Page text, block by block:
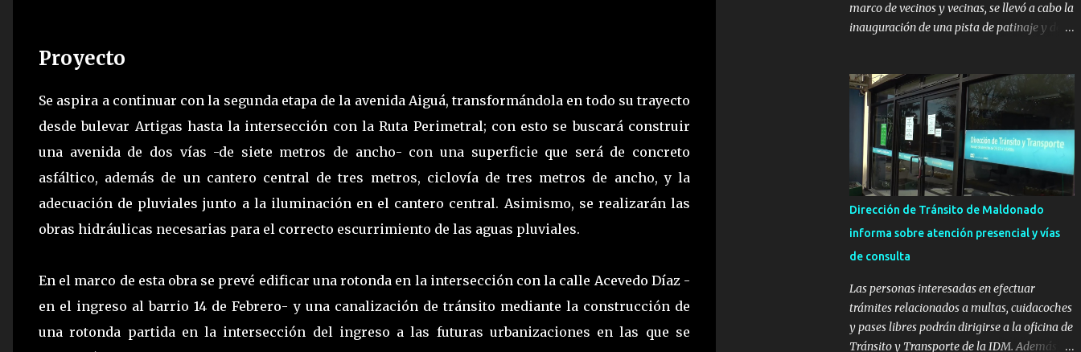
Proyecto
Se aspira a continuar con la segunda etapa de la avenida Aiguá, transformándola en todo su trayecto
desde bulevar Artigas hasta la intersección con la Ruta Perimetral; con esto se buscará construir
una avenida de dos vías -de siete metros de ancho- con una superficie que será de concreto
asfáltico, además de un cantero central de tres metros, ciclovía de tres metros de ancho, y la
adecuación de pluviales junto a la iluminación en el cantero central. Asimismo, se realizarán las
obras hidráulicas necesarias para el correcto escurrimiento de las aguas pluviales.
En el marco de esta obra se prevé edificar una rotonda en la intersección con la calle Acevedo Díaz -
en el ingreso al barrio 14 de Febrero- y una canalización de tránsito mediante la construcción de
una rotonda partida en la intersección del ingreso a las futuras urbanizaciones en las que se
marco de vecinos y vecinas, se llevó a cabo la
inauguración de una pista de patinaje y de
con el apoyo del Fondo + Local que es
impulsado por el Programa Uruguay
Integra, de la Dirección de Descentralización
e Inversión Pública de OPP, así como aportes
del Gobierno de Canelones y del Ministerio
de Transporte y Obras Públicas. La nueva
infraestructura deportiva consiste en una
hormigón sobre sus laterales. Su destino
será polifuncional, permitiendo la práctica
de eventos culturales. Próximo a la pista, se
instalaron juegos infantiles y equipamiento
urbano (bancos de hormigón y sets de
Dirección de Tránsito de Maldonado
informa sobre atención presencial y vías
de consulta
Las personas interesadas en efectuar
trámites relacionados a multas, cuidacoches
y pases libres podrán dirigirse a la oficina de
Tránsito y Transporte de la IDM. Además, la